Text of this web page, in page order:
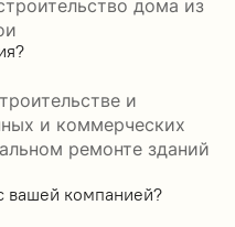
дома из
и
и коммерческих
ремонте зданий
вашей компанией?